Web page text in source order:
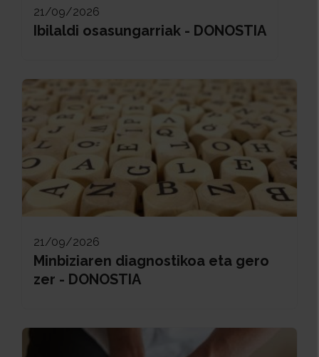
21/09/2026
Ibilaldi osasungarriak - DONOSTIA
21/09/2026
Minbiziaren diagnostikoa eta gero
zer - DONOSTIA